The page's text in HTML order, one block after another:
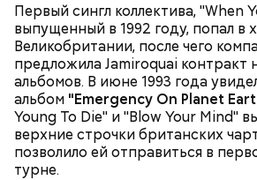
Первый сингл коллектива, "When
выпущенный в 1992 году, попал в
Великобритании, после чего
предложила Jamiroquai контракт
альбомов. В июне 1993 года
альбом "Emergency On Planet
Young To Die" и "Blow Your Mind"
верхние строчки британских
позволило ей отправиться в
турне.